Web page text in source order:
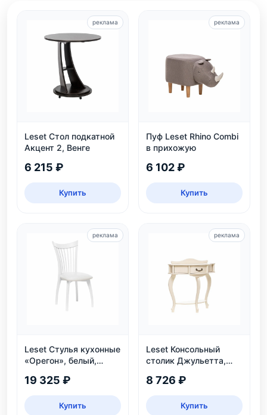
Leset Стол подкатной
Акцент 2, Венге
6 215 ₽
Купить
реклама
Пуф Leset Rhino Combi
в прихожую
6 102 ₽
Купить
реклама
Leset Стулья кухонные
«Орегон», белый,
19 325 ₽
Купить
реклама
Leset Консольный
столик Джульетта,
8 726 ₽
Купить
реклама